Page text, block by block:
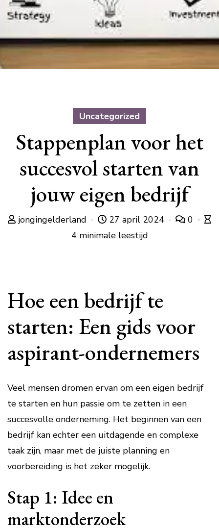
Uncategorized
Stappenplan voor het
succesvol starten van
jouw eigen bedrijf
jongingelderland 27 april 2024
0
4 minimale leestijd
Hoe een bedrijf te
starten: Een gids voor
aspirant-ondernemers
Veel mensen dromen ervan om een eigen bedrijf
te starten en hun passie om te zetten in een
succesvolle onderneming. Het beginnen van een
bedrijf kan echter een uitdagende en complexe
taak zijn, maar met de juiste planning en
voorbereiding is het zeker mogelijk.
Stap 1: Idee en
marktonderzoek